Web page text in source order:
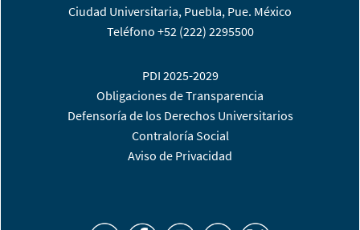
Ciudad Universitaria, Puebla, Pue. México
Teléfono +52 (222) 2295500
PDI 2025-2029
Obligaciones de Transparencia
Defensoría de los Derechos Universitarios
Contraloría Social
Aviso de Privacidad